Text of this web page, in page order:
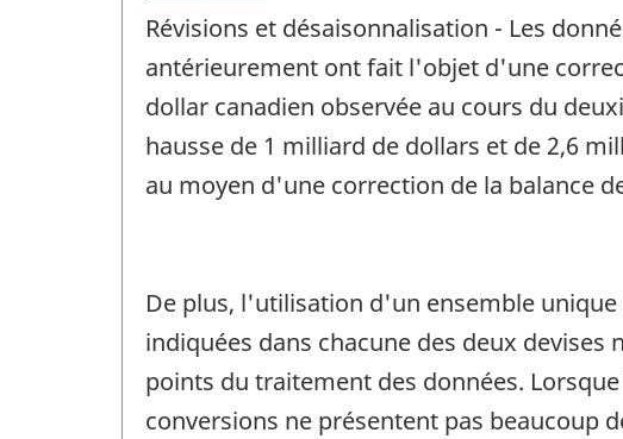
référence
de
-
Révisions et désaisonnalisation - Les
antérieurement ont fait l'objet d'une
dollar canadien observée au cours du
hausse de 1 milliard de dollars et de 2,6
au moyen d'une correction de la balance
De plus, l'utilisation d'un ensemble
indiquées dans chacune des deux
points du traitement des données.
conversions ne présentent pas beaucoup